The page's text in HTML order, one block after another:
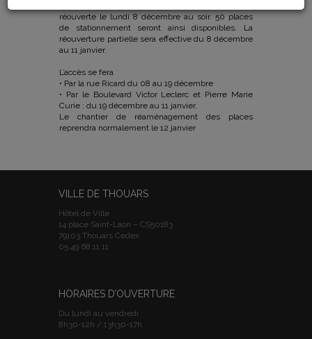
réouverte le lundi 8 décembre au soir. 50 places
de stationnement seront ainsi disponibles. La
réouverture partielle sera effective du 8 décembre
au 11 janvier.
L’accès se fera
• Par la rue Ricard du 08 au 19 décembre
• Par le Boulevard Victor Leclerc et Pierre Marie
Curie : du 19 décembre au 11 janvier.
Le chantier de réaménagement des places
reprendra normalement le 12 janvier
VILLE DE THOUARS
Hôtel de Ville
14 place Saint-Laon – CS50183
79103 Thouars Cedex
05.49.68.11.11
HORAIRES D’OUVERTURE
Du lundi au vendredi :
8h30-12h / 13h30-17h